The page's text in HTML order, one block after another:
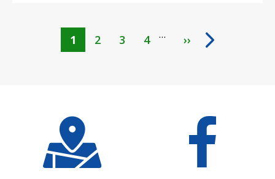
Aktuální
1 Page
2 Page
3 Page
4 … ››